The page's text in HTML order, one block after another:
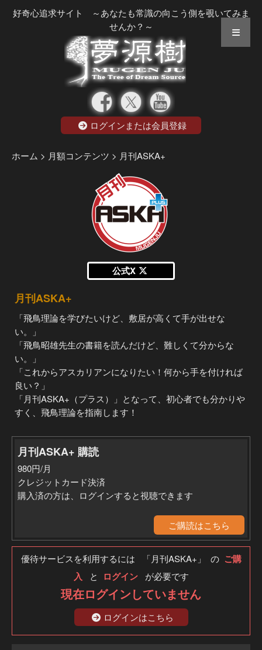
好奇心追求サイト ～あなたも常識の向こう側を覗いてみま
せんか？～
ログインまたは会員登録
ホーム > 月額コンテンツ > 月刊ASKA+
公式X
月刊ASKA+
「飛鳥理論を学びたいけど、敷居が高くて手が出せな
い。」
「飛鳥昭雄先生の書籍を読んだけど、難しくて分からな
い。」
「これからアスカリアンになりたい！何から手を付ければ
良い？」
「月刊ASKA+（プラス）」となって、初心者でも分かりや
すく、飛鳥理論を指南します！
月刊ASKA+ 購読
980円/月
クレジットカード決済
購入済の方は、ログインすると視聴できます
ご購読はこちら
優待サービスを利用するには 「月刊ASKA+」 の ご購
入 と ログインが必要です
現在ログインしていません
ログインはこちら